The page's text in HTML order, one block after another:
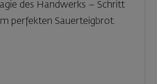
des Handwerks – Schritt
perfekten Sauerteigbrot.